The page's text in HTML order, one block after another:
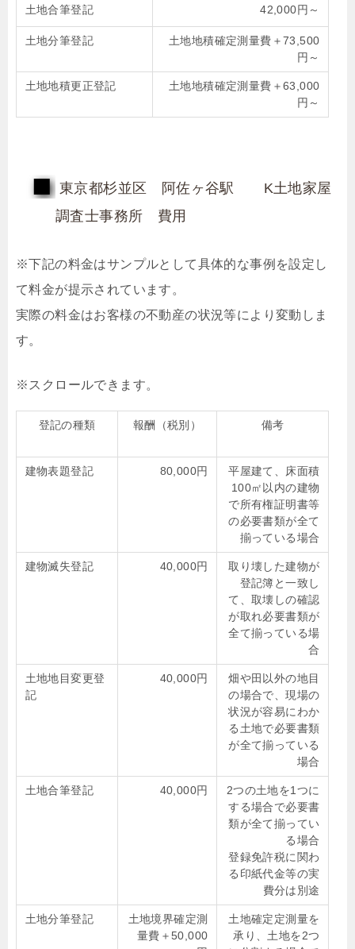
土地合筆登記 42,000円～
土地分筆登記
土地地積確定測量費＋73,500
円～
土地地積更正登記
土地地積確定測量費＋63,000
円～
東京都杉並区 阿佐ヶ谷駅 K土地家屋
調査士事務所 費用
※下記の料金はサンプルとして具体的な事例を設定し
て料金が提示されています。
実際の料金はお客様の不動産の状況等により変動しま
す。
登記の種類 報酬（税別） 備考
建物表題登記 80,000円
平屋建て、床面積
100㎡以内の建物
で所有権証明書等
の必要書類が全て
揃っている場合
建物滅失登記 40,000円
取り壊した建物が
登記簿と一致し
て、取壊しの確認
が取れ必要書類が
全て揃っている場
合
土地地目変更登
記
40,000円
畑や田以外の地目
の場合で、現場の
状況が容易にわか
る土地で必要書類
が全て揃っている
場合
土地合筆登記 40,000円
2つの土地を1つに
する場合で必要書
類が全て揃ってい
る場合
登録免許税に関わ
る印紙代金等の実
費分は別途
土地分筆登記
土地境界確定測
量費＋50,000
土地確定定測量を
承り、土地を2つ